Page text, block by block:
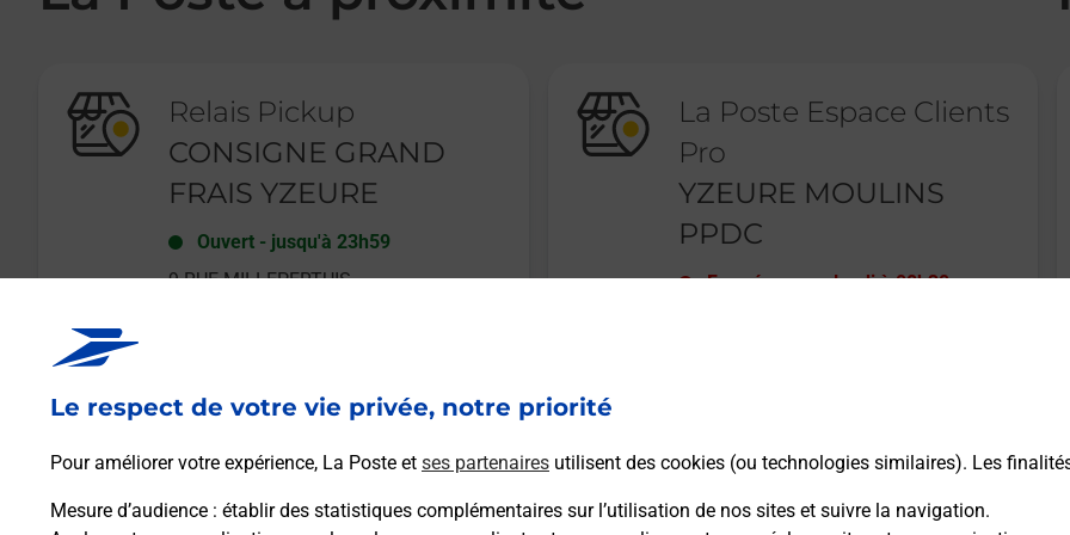
Le respect de votre vie privée, notre priorité
Pour améliorer votre expérience, La Poste et ses partenaires utilisent des cookies (ou technologies similaires). Les
Mesure d’audience : établir des statistiques complémentaires sur l’utilisation de nos sites et suivre la navigation.
Relais Pickup
CONSIGNE GRAND
FRAIS YZEURE
Ouvert - jusqu'à 23h59
9 RUE MILLEPERTUIS
En savoir plus
La Poste Espace Clients
Pro
YZEURE MOULINS
PPDC
Fermé-ouvre lundi à 08h30